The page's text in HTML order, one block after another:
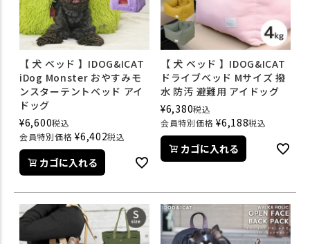
【 犬 ベッド 】IDOG&ICAT
iDog Monster おやすみモ
ンスターテントベッド アイ
ドッグ
¥6,600税込
会員特別価格 ¥6,402税込
カゴに入れる
【 犬 ベッド 】IDOG&ICAT
ドライブベッド Mサイズ 撥
水 防汚 避難用 アイドッグ
¥6,380税込
会員特別価格 ¥6,188税込
カゴに入れる